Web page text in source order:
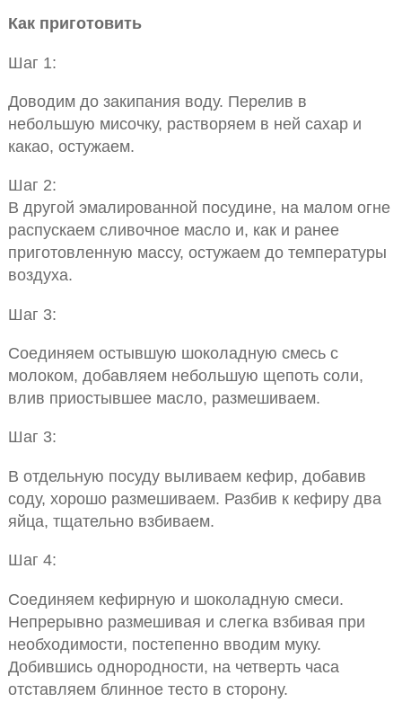
Как приготовить
Шаг 1:
Доводим до закипания воду. Перелив в
небольшую мисочку, растворяем в ней сахар и
какао, остужаем.
Шаг 2:
В другой эмалированной посудине, на малом огне
распускаем сливочное масло и, как и ранее
приготовленную массу, остужаем до температуры
воздуха.
Шаг 3:
Соединяем остывшую шоколадную смесь с
молоком, добавляем небольшую щепоть соли,
влив приостывшее масло, размешиваем.
Шаг 3:
В отдельную посуду выливаем кефир, добавив
соду, хорошо размешиваем. Разбив к кефиру два
яйца, тщательно взбиваем.
Шаг 4:
Соединяем кефирную и шоколадную смеси.
Непрерывно размешивая и слегка взбивая при
необходимости, постепенно вводим муку.
Добившись однородности, на четверть часа
отставляем блинное тесто в сторону.